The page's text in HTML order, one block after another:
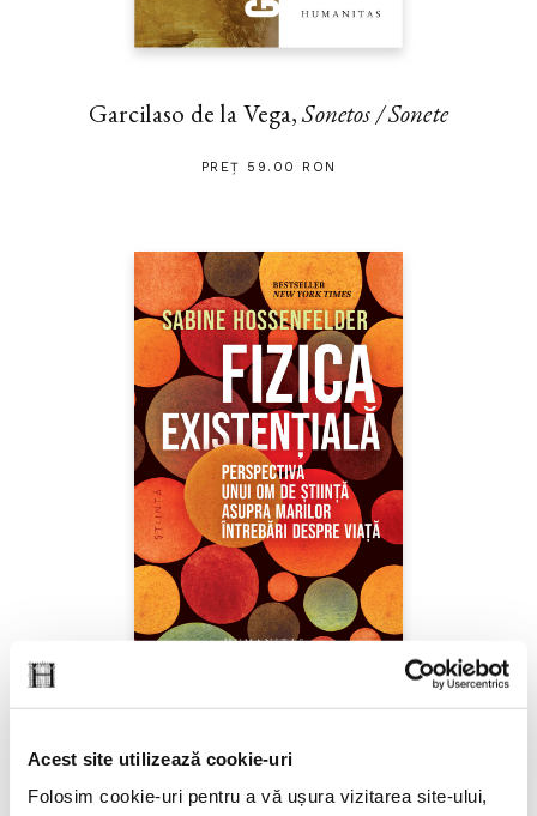
Acest site utilizează cookie-uri
Folosim cookie-uri pentru a vă ușura vizitarea site-ului,
Garcilaso de la Vega,Sonetos / Sonete
PREȚ 59.00 RON